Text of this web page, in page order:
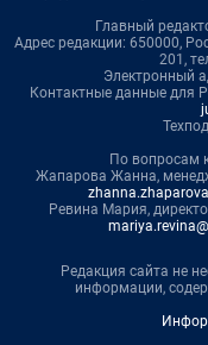
Главный
Адрес редакции: 650000,
201,
Электронный
Контактные данные для
По вопросам
Жапарова Жанна,
Ревина Мария,
Редакция сайта не
информации,